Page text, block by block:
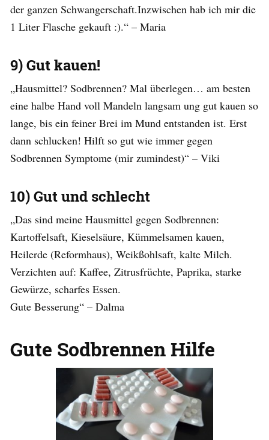
der ganzen Schwangerschaft.Inzwischen hab ich mir die
1 Liter Flasche gekauft :).“ – Maria
9) Gut kauen!
„Hausmittel? Sodbrennen? Mal überlegen… am besten
eine halbe Hand voll Mandeln langsam ung gut kauen so
lange, bis ein feiner Brei im Mund entstanden ist. Erst
dann schlucken! Hilft so gut wie immer gegen
Sodbrennen Symptome (mir zumindest)“ – Viki
10) Gut und schlecht
„Das sind meine Hausmittel gegen Sodbrennen:
Kartoffelsaft, Kieselsäure, Kümmelsamen kauen,
Heilerde (Reformhaus), Weikßohlsaft, kalte Milch.
Verzichten auf: Kaffee, Zitrusfrüchte, Paprika, starke
Gewürze, scharfes Essen.
Gute Besserung“ – Dalma
Gute Sodbrennen Hilfe